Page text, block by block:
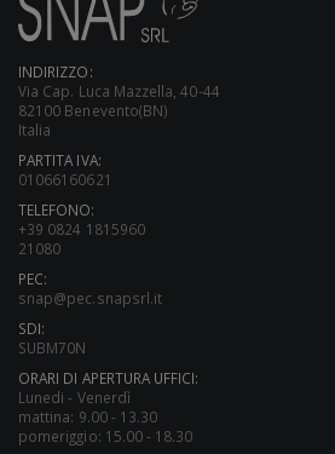
INDIRIZZO:
Via Cap. Luca Mazzella, 40-44
82100 Benevento(BN)
Italia
PARTITA IVA:
01066160621
TELEFONO:
+39 0824 1815960
21080
PEC:
snap@pec.snapsrl.it
SDI:
SUBM70N
ORARI DI APERTURA UFFICI:
Lunedi - Venerdì
mattina: 9.00 - 13.30
pomeriggio: 15.00 - 18.30